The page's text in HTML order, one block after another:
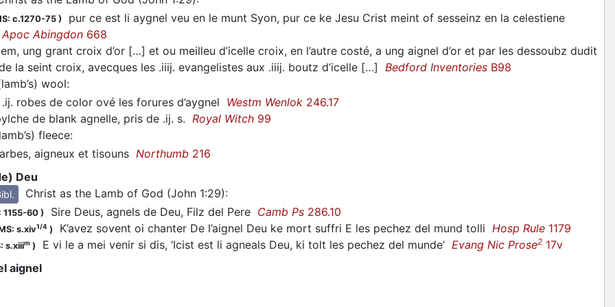
c.1270-75 )
pur ce est li aygnel veu en le munt Syon, pur ce ke Jesu Crist meint of sesseinz en la celestiene
Apoc Abingdon 668
ung grant croix d’or […] et ou meilleu d’icelle croix, en l’autre costé, a ung aignel d’or et par les dessoubz dudit
la seint croix, avecques les .iiij. evangelistes aux .iiij. boutz d’icelle […] Bedford Inventories B98
wool:
.ij. robes de color ové les forures d’aygnel Westm Wenlok 246.17
de blank agnelle, pris de .ij. s. Royal Witch 99
fleece:
aigneux et tisouns Northumb 216
Deu
Christ as the Lamb of God (John 1:29):
1155-60) Sire Deus, agnels de Deu, Filz del Pere Camb Ps 286.10
s.xiv1/4 ) K’avez sovent oi chanter De l’aignel Deu ke mort suffri E les pechez del mund tolli Hosp Rule 1179
s.xiiim ) E vi le a mei venir si dis, ‘Icist est li agneals Deu, ki tolt les pechez del munde’ Evang Nic Prose2 17v
aignel